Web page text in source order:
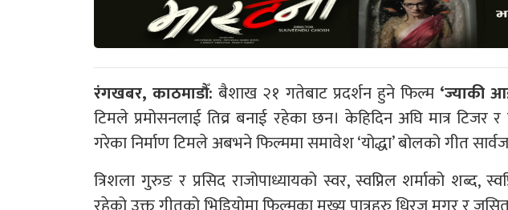
रंगखबर, काठमाडौँ: बैशाख २१ गतेबाट प्रदर्शन हुने फिल्म ‘ज्याकी
टिमले प्रमोसनलाई तिव्र बनाई रहेका छन। केहिदिन अघि मात्र टिजर र
गरेका निर्माण टिमले अबभने फिल्ममा समावेश ‘योद्धा’ बोलको गीत
त्रिशला गुरुङ र प्रसिद राजोपाध्यायको स्वर, स्वप्निल शर्माको शब्द,